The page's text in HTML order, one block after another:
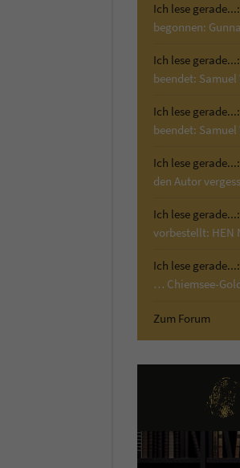
Ich lese gerade...:
Ich lese gerade...:
Ich lese gerade...:
Ich lese gerade...:
Ich lese gerade...:
Ich lese gerade...:
Zum Forum